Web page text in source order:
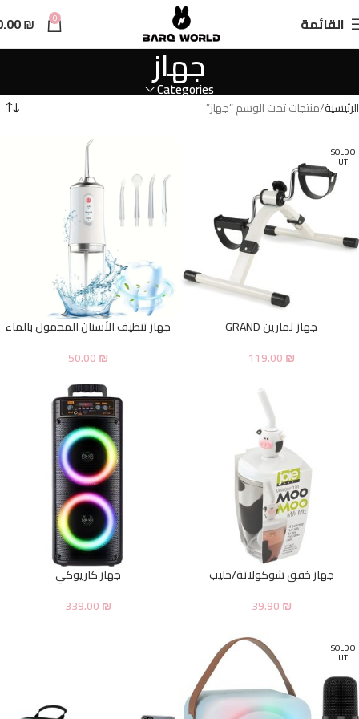
القائمة 0
₪
جهاز
Categories
الرئيسية منتجات تحت الوسم “جهاز”
SOLD O
UT
جهاز تمارين GRAND
119.00₪
جهاز تنظيف الأسنان المحمول بالماء
50.00₪
جهاز خفق شوكولاتة/حليب
39.90₪
جهاز كاريوكي
339.00₪
SOLD O
UT